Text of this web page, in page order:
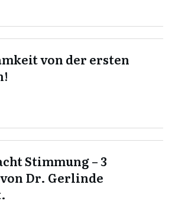
von der ersten
Stimmung – 3
Dr. Gerlinde